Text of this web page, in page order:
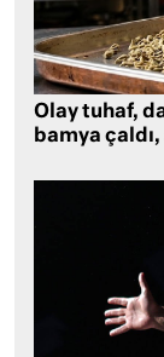
Olay tuhaf,
bamya çaldı,